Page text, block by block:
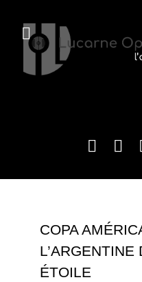
COPA
L’ARGENTINE
ÉTOILE